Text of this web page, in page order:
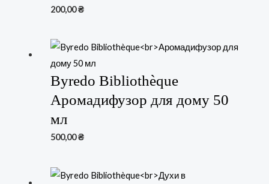
200,00₴
Byredo Bibliothèque
Аромадифузор для дому 50
мл
500,00₴